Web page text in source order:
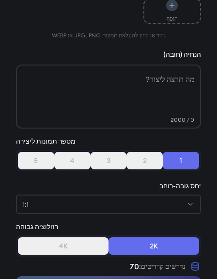
הוסף
גרור או לחץ להעלאת תמונות JPG, PNG או WEBP
הנחיה (חובה)
0
/ 2000
מספר תמונות ליצירה
1
2
3
4
5
יחס גובה-רוחב
1:1
רזולוציה גבוהה
2K
4K
נדרשים קרדיטים:
70